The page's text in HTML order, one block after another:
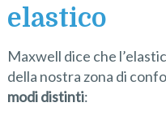
elastico
Maxwell dice che
della nostra zona di
modi distinti: